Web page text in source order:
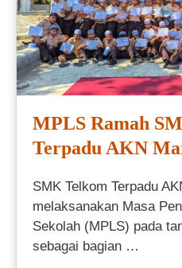
MPLS Ramah
Terpadu AKN
SMK Telkom Terpadu
melaksanakan Masa
Sekolah (MPLS) pada
sebagai bagian …